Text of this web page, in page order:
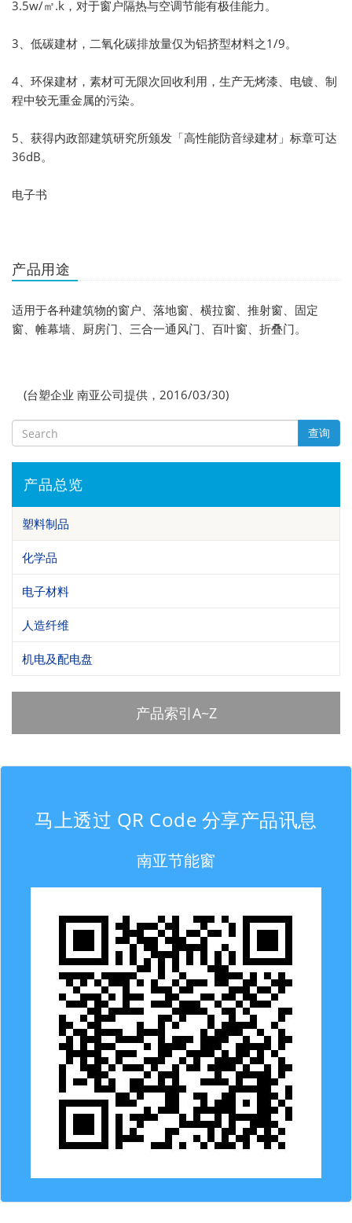
3.5w/㎡.k，对于窗户隔热与空调节能有极佳能力。
3、低碳建材，二氧化碳排放量仅为铝挤型材料之1/9。
4、环保建材，素材可无限次回收利用，生产无烤漆、电镀、制
程中较无重金属的污染。
5、获得内政部建筑研究所颁发「高性能防音绿建材」标章可达
36dB。
电子书
产品用途
适用于各种建筑物的窗户、落地窗、横拉窗、推射窗、固定
窗、帷幕墙、厨房门、三合一通风门、百叶窗、折叠门。
(台塑企业 南亚公司提供，2016/03/30)
查询
产品总览
塑料制品
化学品
电子材料
人造纤维
机电及配电盘
产品索引A~Z
马上透过 QR Code 分享产品讯息
南亚节能窗